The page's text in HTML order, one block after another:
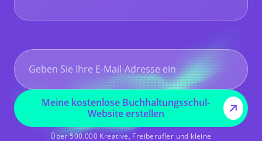
Meine kostenlose Buchhaltungsschul-
Website erstellen
Über 500.000 Kreative, Freiberufler und kleine